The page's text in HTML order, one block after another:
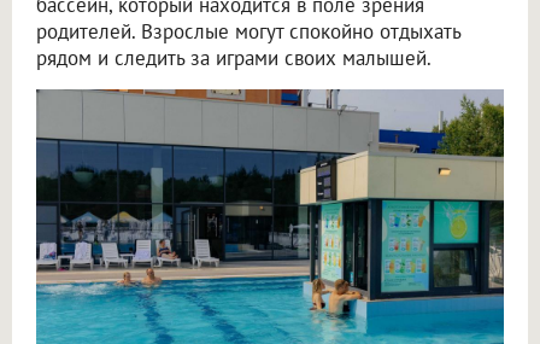
родителей. Взрослые могут спокойно отдыхать
рядом и следить за играми своих малышей.